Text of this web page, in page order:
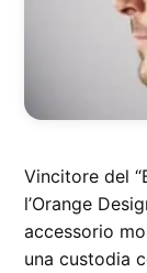
Vincitore del
l’Orange
accessorio
una custodia